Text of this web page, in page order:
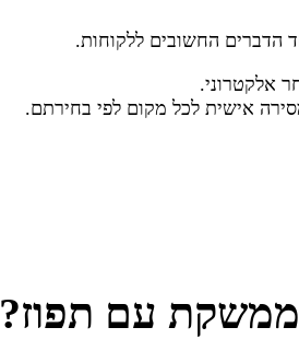
הדברים החשובים ללקוחות.
אלקטרוני.
אישית לכל מקום לפי בחירתם.
עם תפוז?